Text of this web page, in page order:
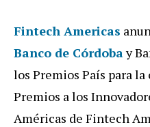
Fintech Americas
Banco de Córdobay
los Premios País para
Premios a los
Américas de Fintech